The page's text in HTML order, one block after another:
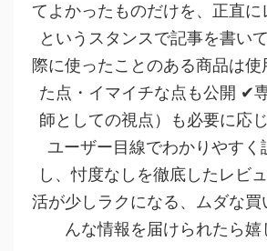
てよかったものだけを、正直に
というスタンスで記事を書い
際に使ったことのある商品は使
た点・イマイチな点も公開 ✔
師としての視点）も必要に応
ユーザー目線でわかりやす
し、忖度なしを徹底したレビ
活が少しラクになる、ムダな買
んな情報を届けられたら嬉